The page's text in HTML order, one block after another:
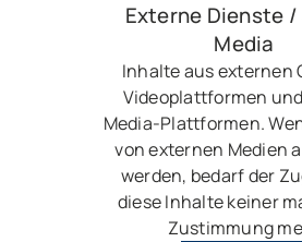
Externe Dienste /
Media
Inhalte aus externen
Videoplattformen
Media-Plattformen.
von externen Medien
werden, bedarf der
diese Inhalte keiner
Zustimmung